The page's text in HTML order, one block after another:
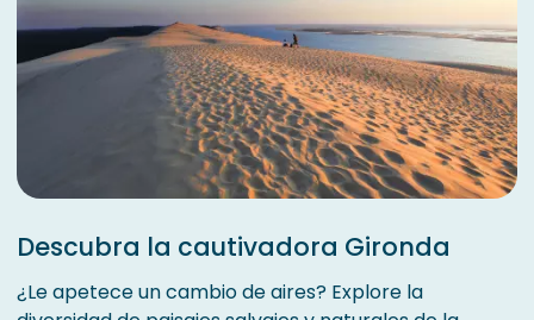
Descubra la cautivadora Gironda
¿Le apetece un cambio de aires? Explore la